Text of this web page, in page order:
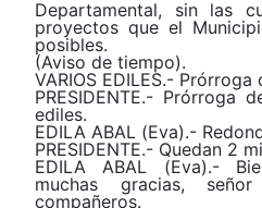
Departamental, sin las
proyectos que el
posibles.
(Aviso de tiempo).
VARIOS EDILES.- Prórroga
PRESIDENTE.- Prórroga
ediles.
EDILA ABAL (Eva).-
PRESIDENTE.- Quedan 2
EDILA ABAL (Eva).-
muchas gracias,
compañeros.